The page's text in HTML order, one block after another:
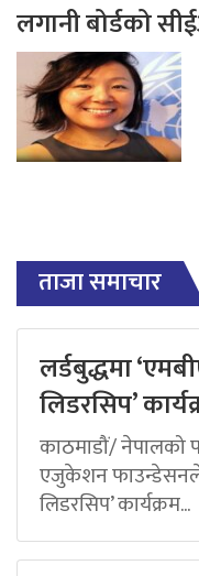
लगानी बोर्डको
ताजा समाचार
लर्डबुद्धमा
लिडरसिप’
काठमाडौं/ नेपालको
एजुकेशन फाउन्डेसनले
लिडरसिप’ कार्यक्रम...